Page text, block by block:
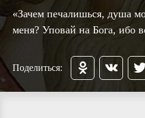
«Зачем печалишься, душа
меня? Уповай на Бога, ибо
Поделиться: